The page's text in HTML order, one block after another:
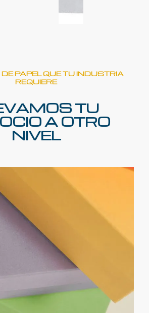
PAPEL QUE TU INDUSTRIA
REQUIERE
TU
A OTRO
NIVEL